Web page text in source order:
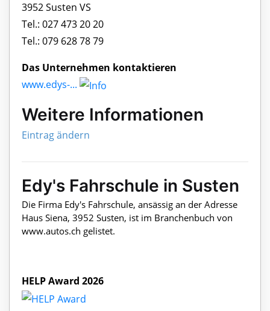
3952 Susten VS
Tel.: 027 473 20 20
Tel.: 079 628 78 79
Das Unternehmen kontaktieren
www.edys-...
Weitere Informationen
Eintrag ändern
Edy's Fahrschule in Susten
Die Firma Edy's Fahrschule, ansässig an der Adresse
Haus Siena, 3952 Susten, ist im Branchenbuch von
www.autos.ch gelistet.
HELP Award 2026